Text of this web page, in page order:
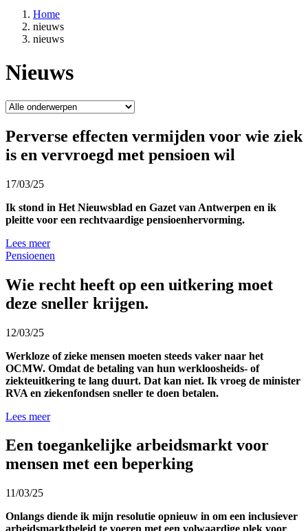
Home
nieuws
nieuws
Nieuws
Perverse effecten vermijden voor wie ziek
is en vervroegd met pensioen wil
17/03/25
Ik stond in Het Nieuwsblad en Gazet van Antwerpen en ik
pleitte voor een rechtvaardige pensioenhervorming.
Lees meer
Pensioenen
Wie recht heeft op een uitkering moet
deze sneller krijgen.
12/03/25
Werkloze of zieke mensen moeten steeds vaker naar het
OCMW. Omdat de betaling van hun werkloosheids- of
ziekteuitkering te lang duurt. Dat kan niet. Ik vroeg de minister
RVA en ziekenfondsen sneller te doen betalen.
Lees meer
Een toegankelijke arbeidsmarkt voor
mensen met een beperking
11/03/25
Onlangs diende ik mijn resolutie opnieuw in om een inclusiever